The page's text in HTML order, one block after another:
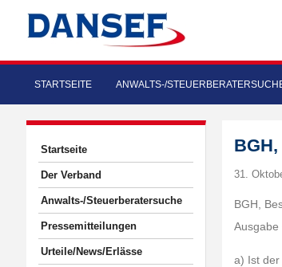
STARTSEITE ANWALTS-/
Startseite
Der Verband
Anwalts-/Steuerberatersuche
Pressemitteilungen
Urteile/News/Erlässe
31.
BGH,
Ausgabe
a) Ist